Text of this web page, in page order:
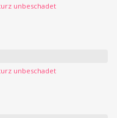
unbeschadet
unbeschadet